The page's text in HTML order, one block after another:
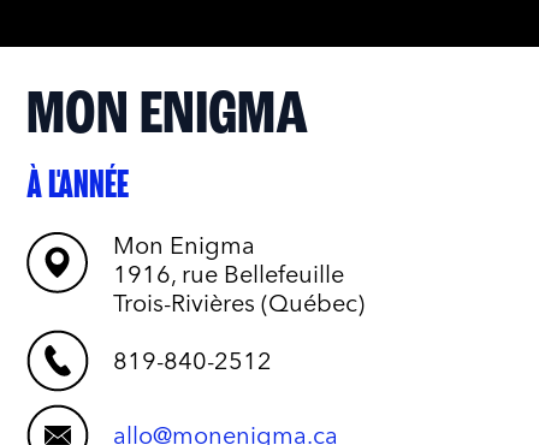
MON ENIGMA
À L'ANNÉE
Mon Enigma
1916, rue Bellefeuille
Trois-Rivières (Québec)
819-840-2512
allo@monenigma.ca